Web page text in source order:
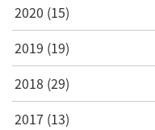
2020 (15)
2019 (19)
2018 (29)
2017 (13)